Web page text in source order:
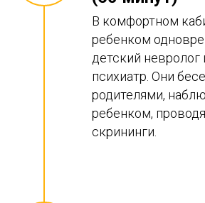
В комфортном
ребенком
детский невролог
психиатр. Они
родителями,
ребенком,
скрининги.